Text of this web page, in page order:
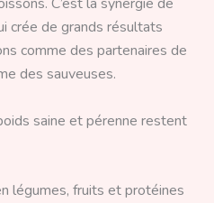
crée de grands résultats
comme des partenaires de
des sauveuses.
saine et pérenne restent
légumes, fruits et protéines